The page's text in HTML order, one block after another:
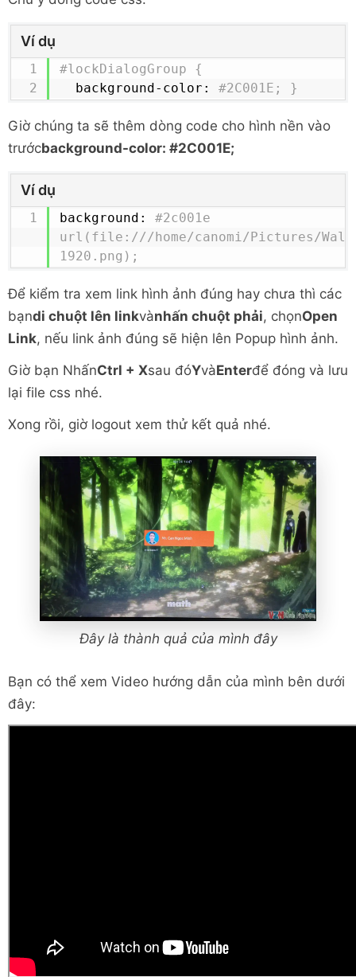
Ví dụ
#lockDialogGroup {
  background-color:
#2C001E; }
Giờ chúng ta sẽ thêm dòng code cho hình nền vào
trướcbackground-color: #2C001E;
Ví dụ
background: #2c001e
url(file:///home/canomi/Pictures/
1920.png);
Để kiểm tra xem link hình ảnh đúng hay chưa thì các
bạndi chuột lên linkvànhấn chuột phải, chọnOpen
Link, nếu link ảnh đúng sẽ hiện lên Popup hình ảnh.
Giờ bạn NhấnCtrl + Xsau đóYvàEnterđể đóng và lưu
lại file css nhé.
Xong rồi, giờ logout xem thử kết quả nhé.
Đây là thành quả của mình đây
Bạn có thể xem Video hướng dẫn của mình bên dưới
đây: